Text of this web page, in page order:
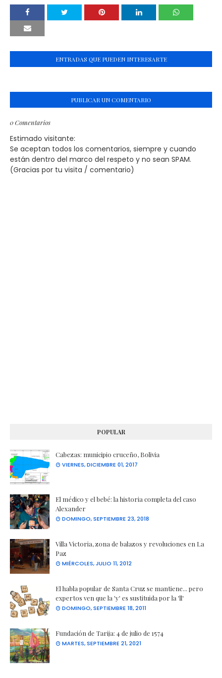
ENTRADAS QUE PUEDEN INTERESARTE
PUBLICAR UN COMENTARIO
0 Comentarios
Estimado visitante:
Se aceptan todos los comentarios, siempre y cuando
están dentro del marco del respeto y no sean SPAM.
(Gracias por tu visita / comentario)
POPULAR
Cabezas: municipio cruceño, Bolivia
VIERNES, DICIEMBRE 01, 2017
El médico y el bebé: la historia completa del caso
Alexander
DOMINGO, SEPTIEMBRE 23, 2018
Villa Victoria, zona de balazos y revoluciones en La
Paz
MIÉRCOLES, JULIO 11, 2012
El habla popular de Santa Cruz se mantiene... pero
expertos ven que la 'y' es sustituida por la 'll'
DOMINGO, SEPTIEMBRE 18, 2011
Fundación de Tarija: 4 de julio de 1574
MARTES, SEPTIEMBRE 21, 2021